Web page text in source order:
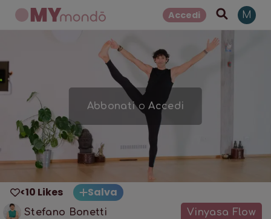
Accedi M
AbbonatioAccedi
<10 Likes Salva
Stefano Bonetti Vinyasa Flow